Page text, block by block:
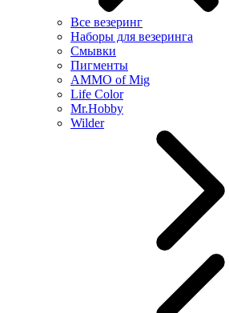
Все везеринг
Наборы для везеринга
Смывки
Пигменты
AMMO of Mig
Life Color
Mr.Hobby
Wilder